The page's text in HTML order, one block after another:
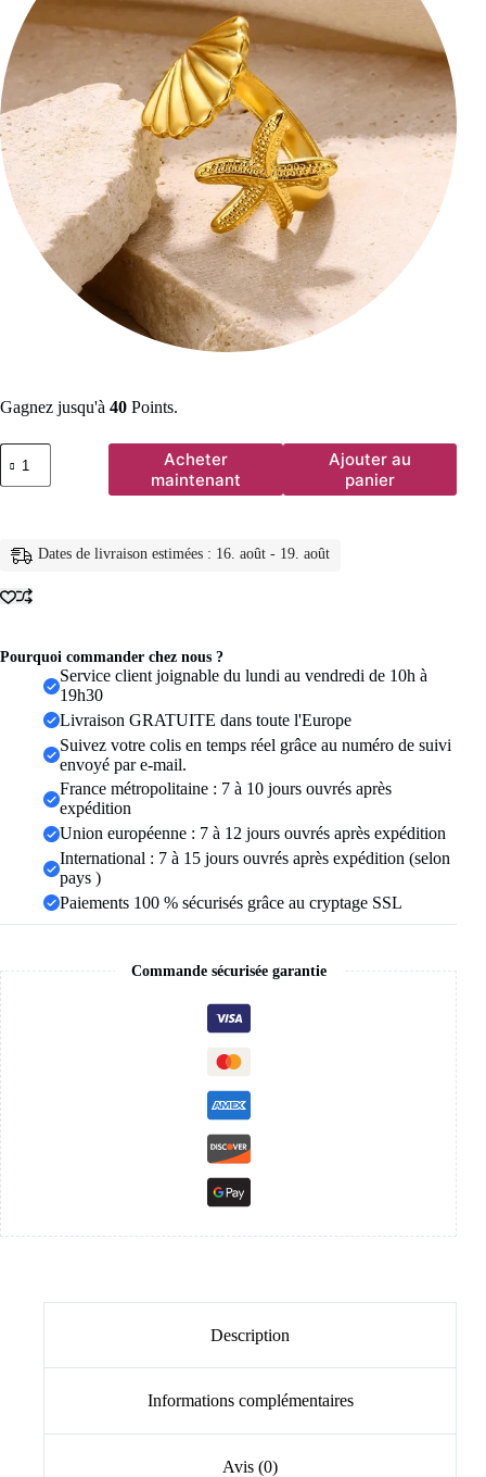
Gagnez jusqu'à 40 Points.
quantité
de
Bagues
316L
femmes,
réglable,
ouverte,
féminins,
cadeaux
mariage,
tendance
Acheter
maintenant
Ajouter au
panier
Dates de livraison estimées : 16. août - 19. août
Pourquoi commander chez nous ?
Service client joignable du lundi au vendredi de 10h à
19h30
Livraison GRATUITE dans toute l'Europe
Suivez votre colis en temps réel grâce au numéro de suivi
envoyé par e-mail.
France métropolitaine : 7 à 10 jours ouvrés après
expédition
Union européenne : 7 à 12 jours ouvrés après expédition
International : 7 à 15 jours ouvrés après expédition (selon
pays )
Paiements 100 % sécurisés grâce au cryptage SSL
Commande sécurisée garantie
Description
Informations complémentaires
Avis (0)